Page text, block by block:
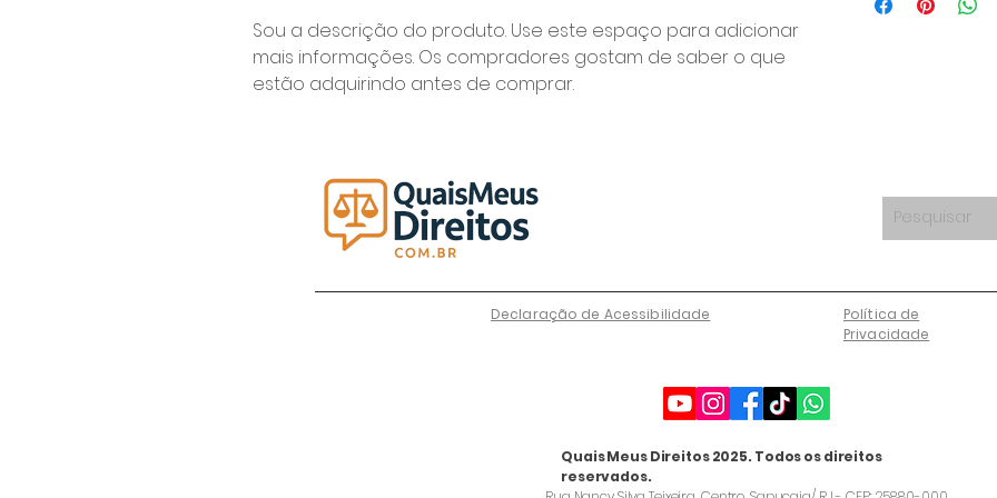
Sou a descrição do produto. Use este espaço para adicionar
mais informações. Os compradores gostam de saber o que
estão adquirindo antes de comprar.
estabelecer
informações
Declaração de Acessibilidade
Política de
Privacidade
Quais Meus Direitos 2025. Todos os direitos
reservados.